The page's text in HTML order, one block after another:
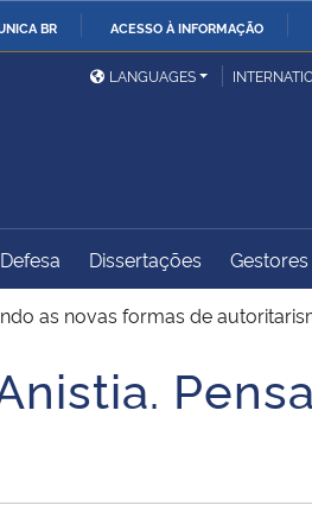
BR ACESSO À INFORMAÇÃO
Ministério das Relações
Exteriores
Controladoria-Geral da
Banco Central do Brasil
LANGUAGES
Dissertações
as novas formas de